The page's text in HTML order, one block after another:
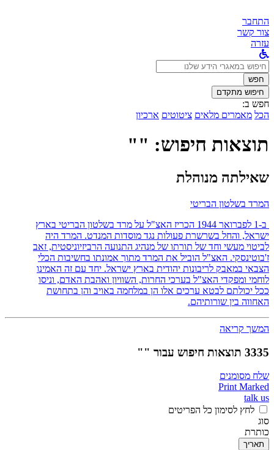
התחבר
צור קשר
עזרה
לחפש
ב:חפש
חיפוש מתקדם
חפש ב:
הכל מאמרים מלאים ציטוטים ארכיון
תוצאות חיפוש: ""
שאילתה מנוהלת
המרד בשלטון הבריטי
ב-1 לפברואר 1944 הכריז האצ"ל על מרד בשלטון הבריטי בארץ
ישראל, והחל בשרשרת פעולות נגד מוסדות המנדט. המרד היה
לביטוי מעשי וחד של תורתו של מנהיג התנועה הרביזיוניסטית, זאב
ז'בוטינסקי. האצ"ל הוביל את המרד מתוך אמונתו בחשיבות הכלי
הצבאי במאבק לריבונות יהודית בארץ ישראל. יחד עם זה האמינו
לוחמי ומפקדי האצ"ל בערכי החרות, השוויון ואהבת האדם, וניסו
ככל יכולתם לבטא ערכים אלו הן במלחמה באויב והן בתחושת
האחווה בין שורותיהם.
המשך קריאה
3335 תוצאות חיפוש עבור ""
שלח מסומנים
Print Marked
talk us
לחץ לסימון כל הפריטים
סוג
כותרת
תאריך